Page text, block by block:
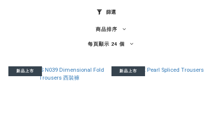
篩選
商品排序
每頁顯示 24 個
新品上市 新品上市